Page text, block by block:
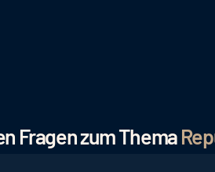
Fragen zum Thema